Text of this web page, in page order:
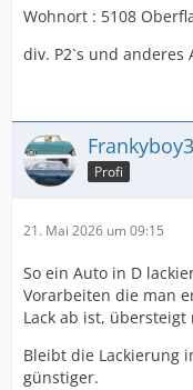
Wohnort : 5108
div. P2`s und anderes
Profi
21. Mai 2026 um 09:15
So ein Auto in D
Vorarbeiten die man
Lack ab ist,
Bleibt die Lackierung
günstiger.